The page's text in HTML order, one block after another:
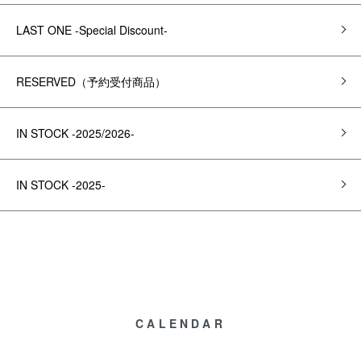
LAST ONE -Special Discount-
RESERVED（予約受付商品）
IN STOCK -2025/2026-
IN STOCK -2025-
CALENDAR